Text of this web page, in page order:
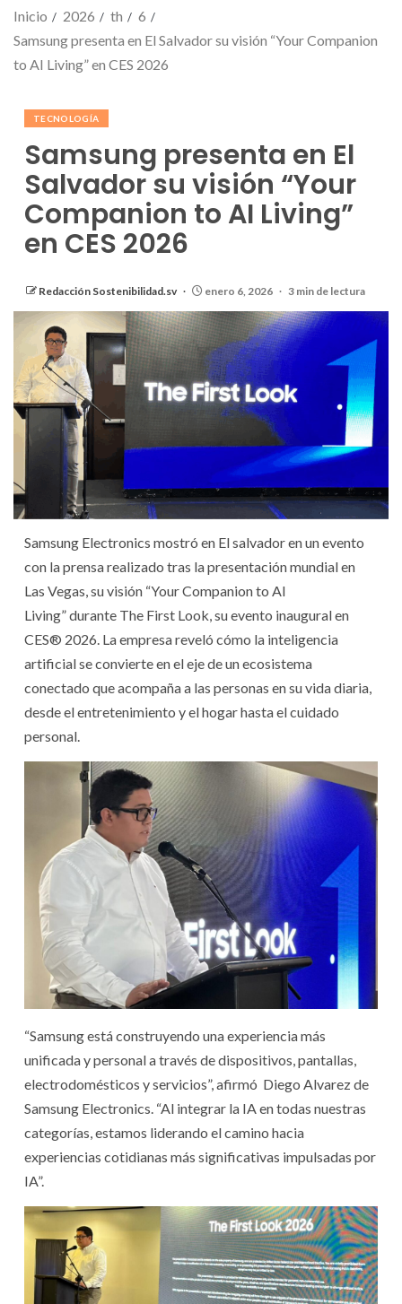
Inicio 2026 th
6
Samsung presenta en El Salvador su visión “Your Companion
to AI Living” en CES 2026
TECNOLOGÍA
Samsung presenta en El
Salvador su visión “Your
Companion to AI Living”
en CES 2026
Redacción Sostenibilidad.sv enero 6, 2026 3 min de lectura
Samsung Electronics mostró en El salvador en un evento
con la prensa realizado tras la presentación mundial en
Las Vegas, su visión “Your Companion to AI
Living” durante The First Look, su evento inaugural en
CES® 2026. La empresa reveló cómo la inteligencia
artificial se convierte en el eje de un ecosistema
conectado que acompaña a las personas en su vida diaria,
desde el entretenimiento y el hogar hasta el cuidado
personal.
“Samsung está construyendo una experiencia más
unificada y personal a través de dispositivos, pantallas,
electrodomésticos y servicios”, afirmó Diego Alvarez de
Samsung Electronics. “Al integrar la IA en todas nuestras
categorías, estamos liderando el camino hacia
experiencias cotidianas más significativas impulsadas por
IA”.